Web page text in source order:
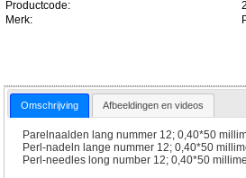
Productcode:
Merk:
Omschrijving Afbeeldingen en videos
Parelnaalden lang nummer 12; 0,40*50
Perl-nadeln lange nummer 12; 0,40*50
Perl-needles long number 12; 0,40*50